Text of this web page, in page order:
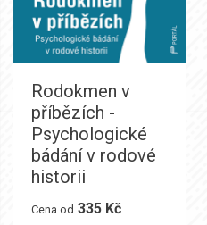
Rodokmen v
příbězích -
Psychologické
bádání v rodové
historii
Cena od 335 Kč